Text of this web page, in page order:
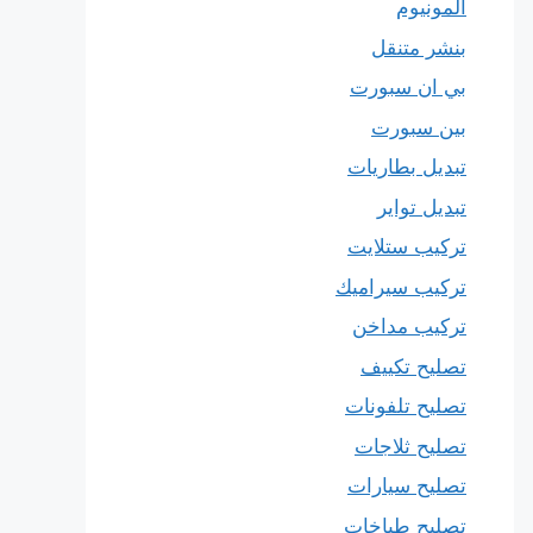
المونيوم
بنشر متنقل
بي ان سبورت
بين سبورت
تبديل بطاريات
تبديل تواير
تركيب ستلايت
تركيب سيراميك
تركيب مداخن
تصليح تكييف
تصليح تلفونات
تصليح ثلاجات
تصليح سيارات
تصليح طباخات